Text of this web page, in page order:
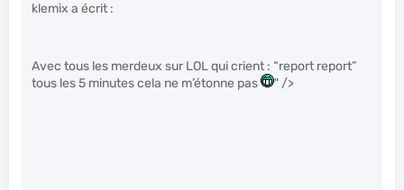
klemix a écrit :
Avec tous les merdeux sur LOL qui crient : “report report”
tous les 5 minutes cela ne m’étonne pas
" />